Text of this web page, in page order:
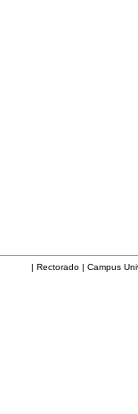
| Rectorado | Campus